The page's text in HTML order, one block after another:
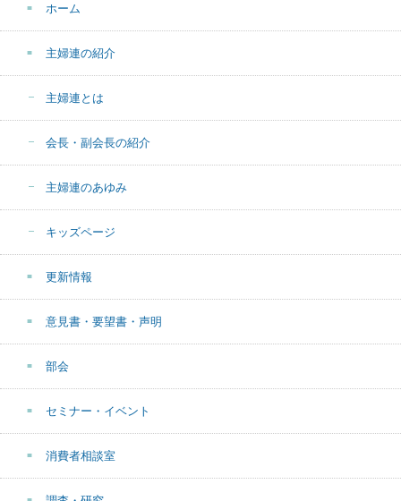
ホーム
主婦連の紹介
主婦連とは
会長・副会長の紹介
主婦連のあゆみ
キッズページ
更新情報
意見書・要望書・声明
部会
セミナー・イベント
消費者相談室